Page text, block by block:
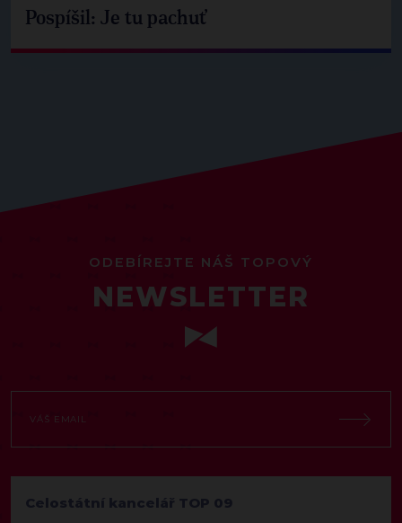
Pospíšil: Je tu pachuť
ODEBÍREJTE NÁŠ TOPOVÝ
NEWSLETTER
Celostátní kancelář TOP 09